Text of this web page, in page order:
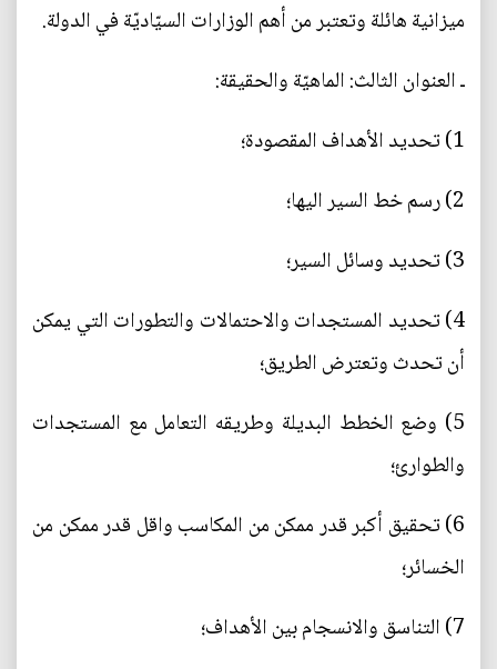
ميزانية هائلة وتعتبر من أهم الوزارات السيّاديّة في الدولة.
ـ العنوان الثالث: الماهيّة والحقيقة:
1) تحديد الأهداف المقصودة؛
2) رسم خط السير اليها؛
3) تحديد وسائل السير؛
4) تحديد المستجدات والاحتمالات والتطورات التي يمكن
أن تحدث وتعترض الطريق؛
5) وضع الخطط البديلة وطريقه التعامل مع المستجدات
والطوارئ؛
6) تحقيق أكبر قدر ممكن من المكاسب واقل قدر ممكن من
الخسائر؛
7) التناسق والانسجام بين الأهداف؛